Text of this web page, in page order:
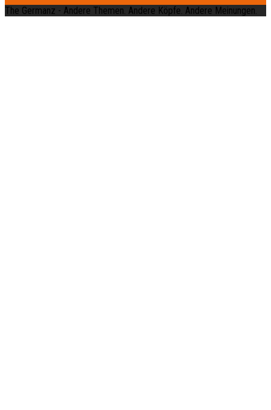
The Germanz - Andere Themen. Andere Köpfe. Andere Meinungen.